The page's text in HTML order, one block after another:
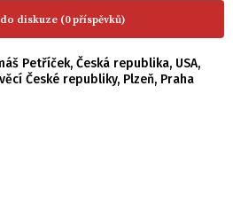
diskuze (0 příspěvků)
Petříček, Česká republika, USA,
České republiky, Plzeň, Praha